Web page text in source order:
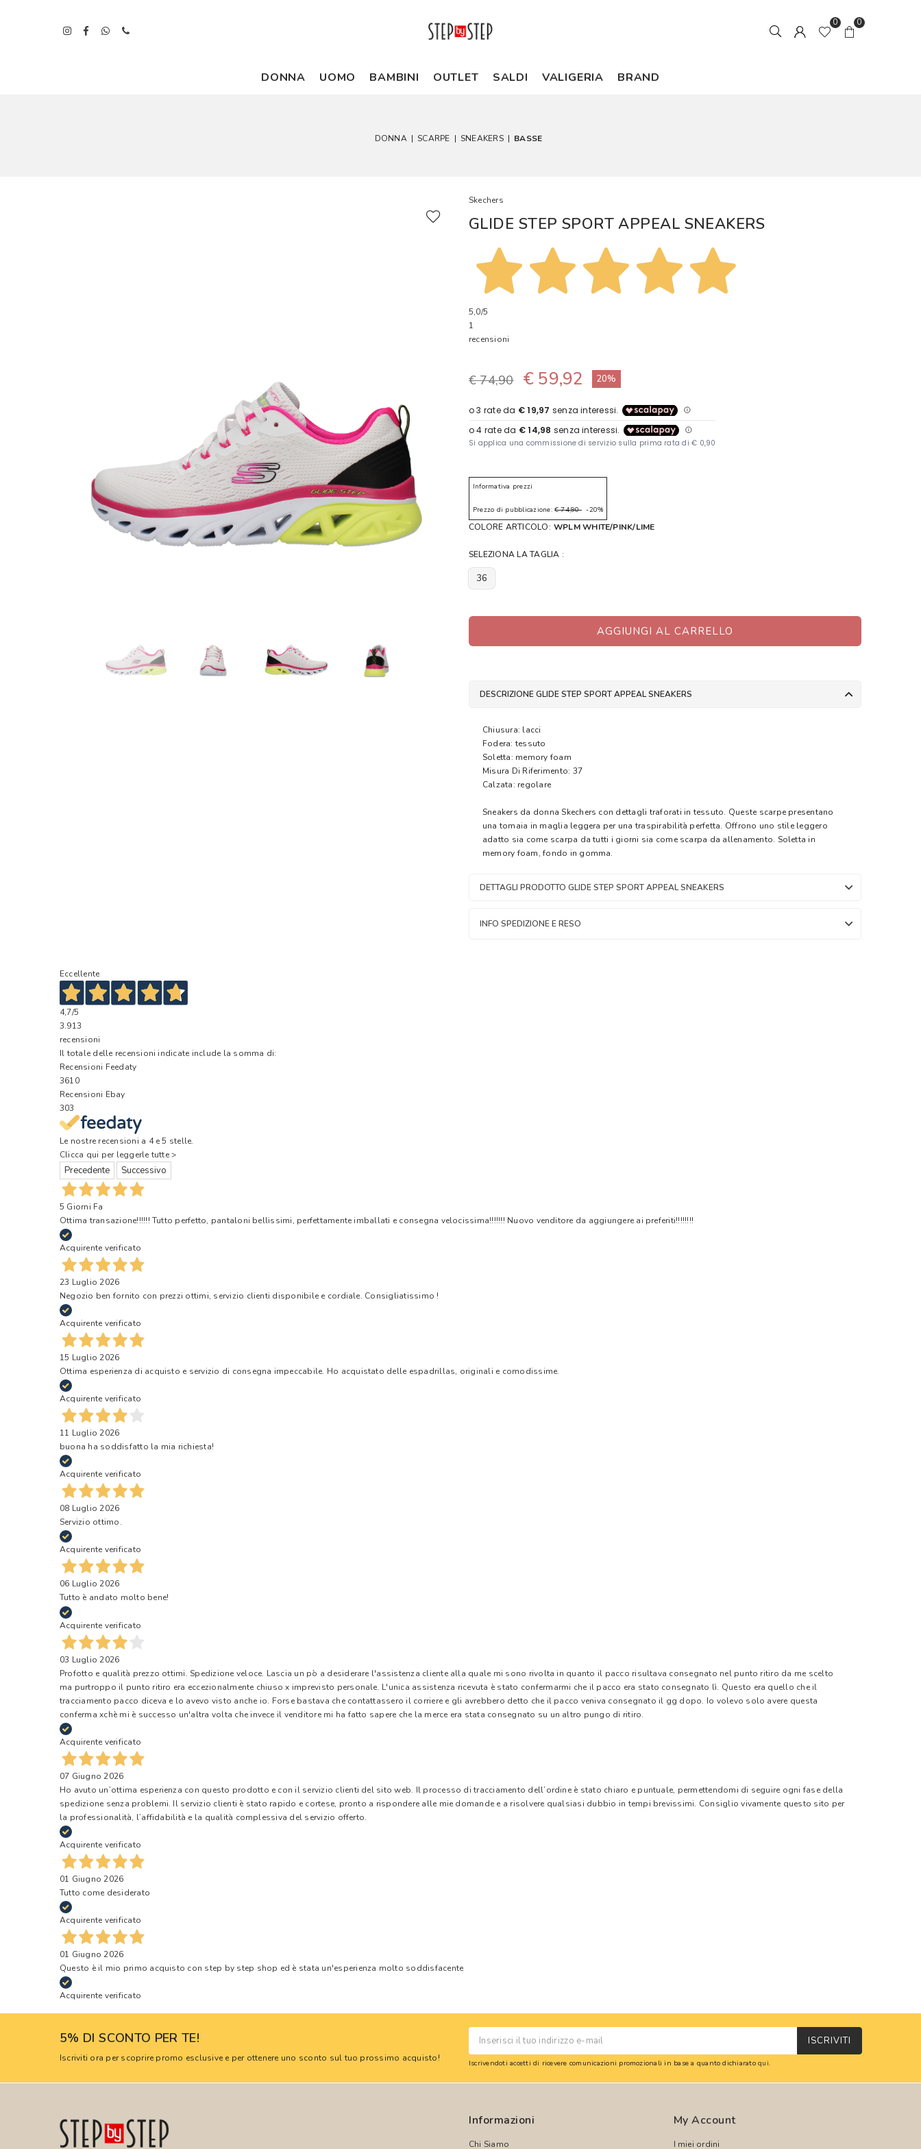
0 0
DONNA UOMO BAMBINI OUTLET SALDI VALIGERIA BRAND
DONNA | SCARPE | SNEAKERS | BASSE
Skechers
GLIDE STEP SPORT APPEAL SNEAKERS
5,0/5
1
recensioni
€ 74,90 € 59,92 20%
Informativa prezzi
Prezzo di pubblicazione: € 74,90-20%
COLORE ARTICOLO: WPLM WHITE/PINK/LIME
SELEZIONA LA TAGLIA :
36
AGGIUNGI AL CARRELLO
DESCRIZIONE GLIDE STEP SPORT APPEAL SNEAKERS
Chiusura: lacci
Fodera: tessuto
Soletta: memory foam
Misura Di Riferimento: 37
Calzata: regolare
Sneakers da donna Skechers con dettagli traforati in tessuto. Queste scarpe presentano
una tomaia in maglia leggera per una traspirabilità perfetta. Offrono uno stile leggero
adatto sia come scarpa da tutti i giorni sia come scarpa da allenamento. Soletta in
memory foam, fondo in gomma.
DETTAGLI PRODOTTO GLIDE STEP SPORT APPEAL SNEAKERS
INFO SPEDIZIONE E RESO
Eccellente
4,7/5
3.913
recensioni
Il totale delle recensioni indicate include la somma di:
Recensioni Feedaty
3610
Recensioni Ebay
303
Le nostre recensioni a 4 e 5 stelle.
Clicca qui per leggerle tutte >
Precedente Successivo
5 Giorni Fa
Ottima transazione!!!!!! Tutto perfetto, pantaloni bellissimi, perfettamente imballati e consegna velocissima!!!!!!! Nuovo venditore da aggiungere ai preferiti!!!!!!!!
Acquirente verificato
23 Luglio 2026
Negozio ben fornito con prezzi ottimi, servizio clienti disponibile e cordiale. Consigliatissimo !
Acquirente verificato
15 Luglio 2026
Ottima esperienza di acquisto e servizio di consegna impeccabile. Ho acquistato delle espadrillas, originali e comodissime.
Acquirente verificato
11 Luglio 2026
buona ha soddisfatto la mia richiesta!
Acquirente verificato
08 Luglio 2026
Servizio ottimo.
Acquirente verificato
06 Luglio 2026
Tutto è andato molto bene!
Acquirente verificato
03 Luglio 2026
Profotto e qualità prezzo ottimi. Spedizione veloce. Lascia un pò a desiderare l'assistenza cliente alla quale mi sono rivolta in quanto il pacco risultava consegnato nel punto ritiro da me scelto
ma purtroppo il punto ritiro era eccezionalmente chiuso x imprevisto personale. L'unica assistenza ricevuta è stato confermarmi che il pacco era stato consegnato lì. Questo era quello che il
tracciamento pacco diceva e lo avevo visto anche io. Forse bastava che contattassero il corriere e gli avrebbero detto che il pacco veniva consegnato il gg dopo. Io volevo solo avere questa
conferma xchè mi è successo un'altra volta che invece il venditore mi ha fatto sapere che la merce era stata consegnato su un altro pungo di ritiro.
Acquirente verificato
07 Giugno 2026
Ho avuto un’ottima esperienza con questo prodotto e con il servizio clienti del sito web. Il processo di tracciamento dell’ordine è stato chiaro e puntuale, permettendomi di seguire ogni fase della
spedizione senza problemi. Il servizio clienti è stato rapido e cortese, pronto a rispondere alle mie domande e a risolvere qualsiasi dubbio in tempi brevissimi. Consiglio vivamente questo sito per
la professionalità, l’affidabilità e la qualità complessiva del servizio offerto.
Acquirente verificato
01 Giugno 2026
Tutto come desiderato
Acquirente verificato
01 Giugno 2026
Questo è il mio primo acquisto con step by step shop ed è stata un'esperienza molto soddisfacente
Acquirente verificato
5% DI SCONTO PER TE!
Iscriviti ora per scoprire promo esclusive e per ottenere uno sconto sul tuo prossimo acquisto!
ISCRIVITI
Iscrivendoti accetti di ricevere comunicazioni promozionali in base a quanto dichiaratoqui.
Informazioni
Chi Siamo
My Account
I miei ordini